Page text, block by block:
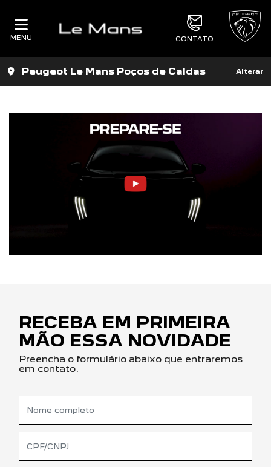
MENU CONTATO
Peugeot Le Mans Poços de Caldas Alterar
RECEBA EM PRIMEIRA
MÃO ESSA NOVIDADE
Preencha o formulário abaixo que entraremos
em contato.